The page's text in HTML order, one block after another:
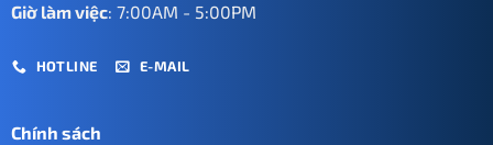
Giờ làm việc: 7:00AM - 5:00PM
HOTLINE E-MAIL
Chính sách